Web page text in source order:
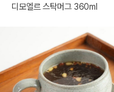
디모엘르 스탁머그 360ml